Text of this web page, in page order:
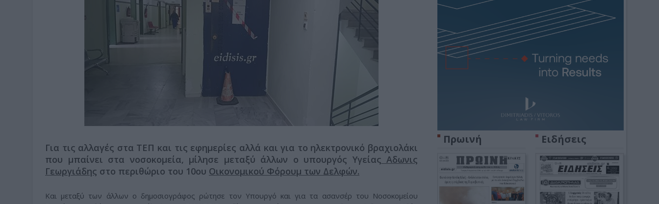
Για τις αλλαγές στα ΤΕΠ και τις εφημερίες αλλά και για το ηλεκτρονικό βραχιολάκι
που μπαίνει στα νοσοκομεία, μίλησε μεταξύ άλλων ο υπουργός Υγείας Αδωνις
Γεωργιάδης στο περιθώριο του 10ου Οικονομικού Φόρουμ των Δελφών.
Και μεταξύ των άλλων ο δημοσιογράφος ρώτησε τον Υπουργό και για τα ασανσέρ του Νοσοκομείου
Πρωινή Ειδήσεις